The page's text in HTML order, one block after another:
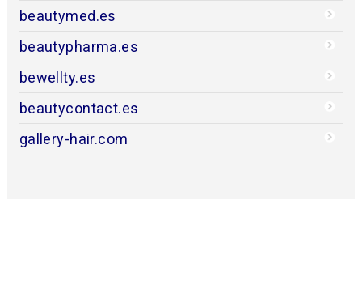
beautymed.es
beautypharma.es
bewellty.es
beautycontact.es
gallery-hair.com